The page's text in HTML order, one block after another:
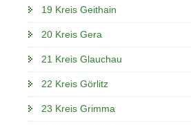
19 Kreis Geithain
20 Kreis Gera
21 Kreis Glauchau
22 Kreis Görlitz
23 Kreis Grimma